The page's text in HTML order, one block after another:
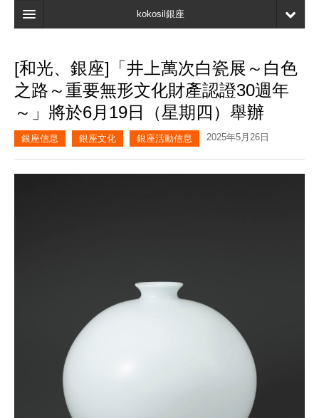
kokosil銀座
搜索
最新信息
口碑
我的頁面
[和光、銀座]「井上萬次白瓷展～白色
之路～重要無形文化財產認證30週年
～」將於6月19日（星期四）舉辦
銀座信息 銀座文化 銀座活動信息 2025年5月26日